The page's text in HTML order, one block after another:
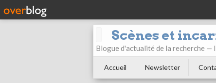
Scènes et
Blogue d'actualité de la recherche —
Accueil Newsletter